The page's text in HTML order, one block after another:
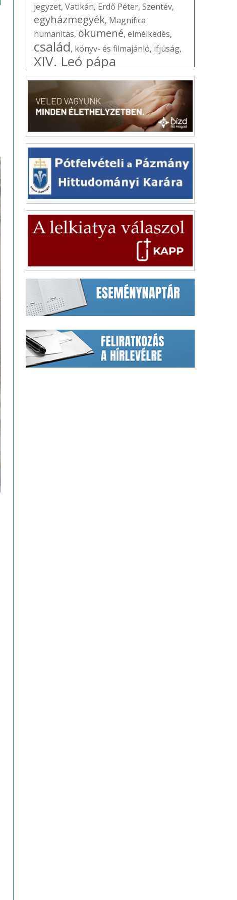
jegyzet, Vatikán, Erdő Péter, Szentév,
egyházmegyék, Magnifica
humanitas, ökumené, elmélkedés,
család, könyv- és filmajánló, ifjúság,
XIV. Leó pápa